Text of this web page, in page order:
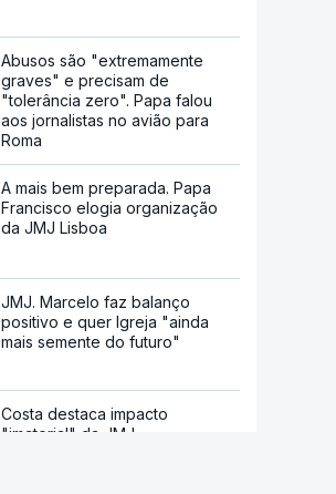
Abusos são "extremamente
graves" e precisam de
"tolerância zero". Papa falou
aos jornalistas no avião para
Roma
A mais bem preparada. Papa
Francisco elogia organização
da JMJ Lisboa
JMJ. Marcelo faz balanço
positivo e quer Igreja "ainda
mais semente do futuro"
Costa destaca impacto
"imaterial" da JMJ